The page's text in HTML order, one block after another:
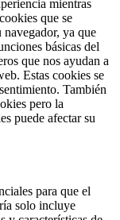
mientras
que se
navegador, ya que
básicas del
que nos ayudan a
Estas cookies se
También
pero la
puede afectar su
para que el
solo incluye